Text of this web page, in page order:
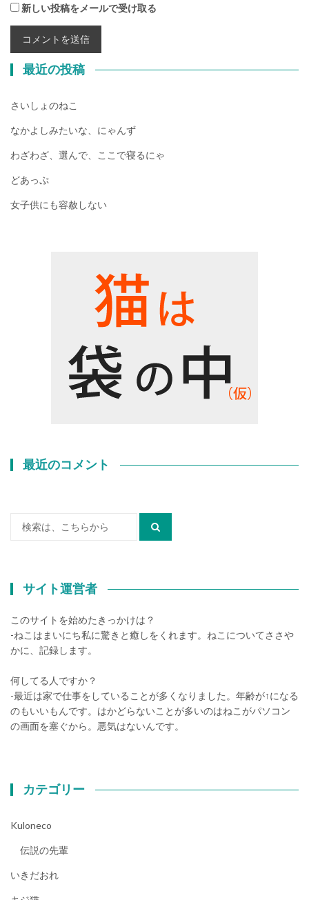
新しい投稿をメールで受け取る
最近の投稿
さいしょのねこ
なかよしみたいな、にゃんず
わざわざ、選んで、ここで寝るにゃ
どあっぷ
女子供にも容赦しない
最近のコメント
サイト運営者
このサイトを始めたきっかけは？
-ねこはまいにち私に驚きと癒しをくれます。ねこについてささや
かに、記録します。
何してる人ですか？
-最近は家で仕事をしていることが多くなりました。年齢が↑になる
のもいいもんです。はかどらないことが多いのはねこがパソコン
の画面を塞ぐから。悪気はないんです。
カテゴリー
Kuloneco
伝説の先輩
いきだおれ